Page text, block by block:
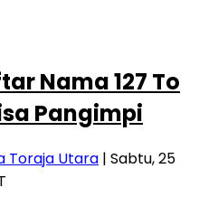
Nama 127 To
Pangimpi
Toraja Utara | Sabtu, 25